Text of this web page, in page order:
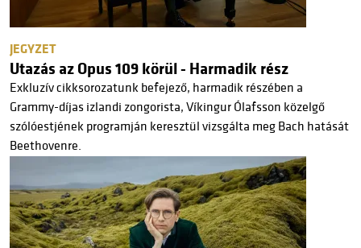
JEGYZET
Utazás az Opus 109 körül - Harmadik rész
Exkluzív cikksorozatunk befejező, harmadik részében a
Grammy-díjas izlandi zongorista, Víkingur Ólafsson közelgő
szólóestjének programján keresztül vizsgálta meg Bach hatását
Beethovenre.